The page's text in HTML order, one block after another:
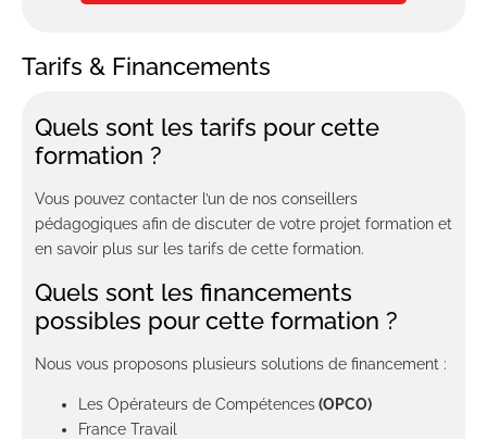
Tarifs & Financements
Quels sont les tarifs pour cette
formation ?
Vous pouvez contacter l’un de nos conseillers
pédagogiques afin de discuter de votre projet formation et
en savoir plus sur les tarifs de cette formation.
Quels sont les financements
possibles pour cette formation ?
Nous vous proposons plusieurs solutions de financement :
Les Opérateurs de Compétences(OPCO)
France Travail